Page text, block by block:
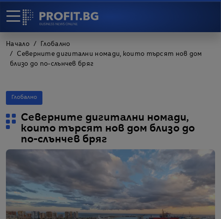
Начало
Глобално
Северните дигитални номади, които търсят нов дом
близо до по-слънчев бряг
Глобално
Северните дигитални номади,
които търсят нов дом близо до
по-слънчев бряг